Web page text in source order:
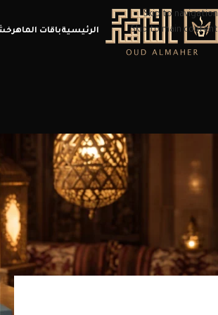
Skip to navigation
Skip to main content
الرئيسيةباقات الماهر
الرئيسية/ منتجات تحت الوسم “بخور”